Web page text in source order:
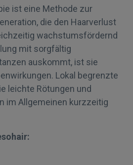
ist eine Methode zur
die den Haarverlust
wachstumsfördernd
mit sorgfältig
auskommt, ist sie
Lokal begrenzte
leichte Rötungen und
im Allgemeinen kurzzeitig